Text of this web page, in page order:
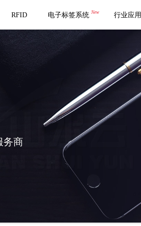
RFID 电子标签系统 New 行业应用
务商